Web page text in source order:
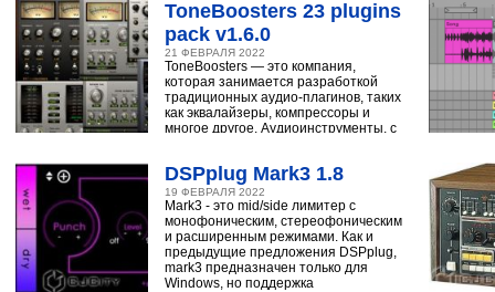
ToneBoosters 23 plugins
pack v1.6.0
21 ФЕВРАЛЯ 2022
ToneBoosters — это компания,
которая занимается разработкой
традиционных аудио-плагинов, таких
как эквалайзеры, компрессоры и
многое другое. Аудиоинструменты, с
DSPplug Mark3 1.8
19 ФЕВРАЛЯ 2022
Mark3 - это mid/side лимитер с
монофоническим, стереофоническим
и расширенным режимами. Как и
предыдущие предложения DSPplug,
mark3 предназначен только для
Windows, но поддержка